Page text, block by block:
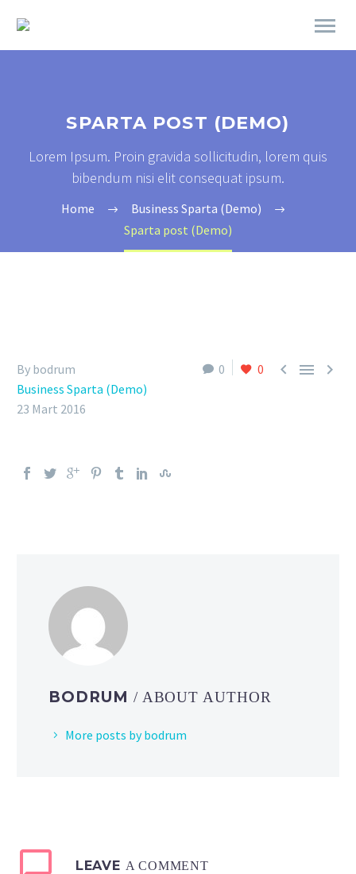
SPARTA POST (DEMO)
Lorem Ipsum. Proin gravida sollicitudin, lorem quis
bibendum nisi elit consequat ipsum.
Home
Business Sparta (Demo)
Sparta post (Demo)
0 0   
By bodrum
Business Sparta (Demo)
23 Mart 2016
BODRUM / ABOUT AUTHOR
More posts by bodrum
LEAVE A COMMENT